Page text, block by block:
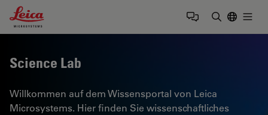
Leica Microsystems Logo
Science Lab
Willkommen auf dem Wissensportal von Leica
Microsystems. Hier finden Sie wissenschaftliches